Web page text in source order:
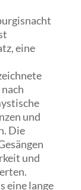
eine
und
Die
und
eine lange